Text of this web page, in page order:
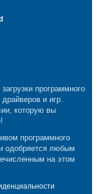
программного
и игр.
которую вы
программного
одобряется любым
на этом